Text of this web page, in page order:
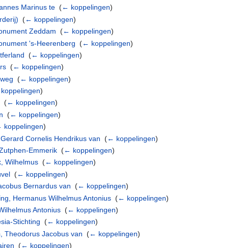
Marinus te ‎(← koppelingen)
‎(← koppelingen)
Zeddam ‎(← koppelingen)
's-Heerenberg ‎(← koppelingen)
‎(← koppelingen)
‎(← koppelingen)
‎(← koppelingen)
)
‎(← koppelingen)
‎(← koppelingen)
koppelingen)
Cornelis Hendrikus van ‎(← koppelingen)
Emmerik ‎(← koppelingen)
Wilhelmus ‎(← koppelingen)
‎(← koppelingen)
Bernardus van ‎(← koppelingen)
Hermanus Wilhelmus Antonius ‎(← koppelingen)
Antonius ‎(← koppelingen)
Stichting ‎(← koppelingen)
Theodorus Jacobus van ‎(← koppelingen)
‎(← koppelingen)